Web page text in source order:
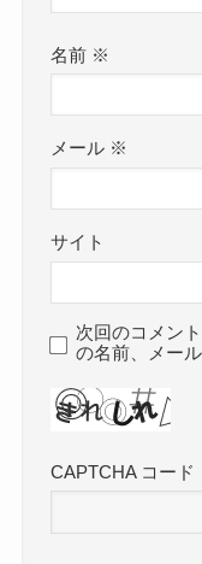
名前 ※
メール ※
サイト
次回のコメン
の名前、メー
CAPTCHA コード